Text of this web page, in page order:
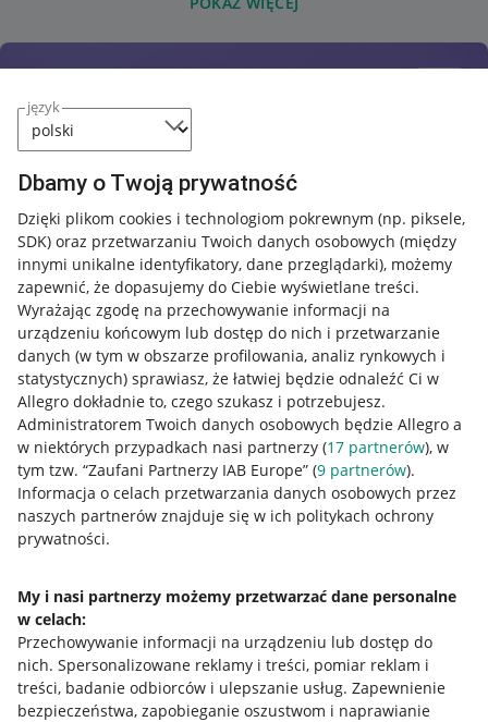
język
Dbamy o Twoją prywatność
Dzięki plikom cookies i technologiom pokrewnym (np. piksele,
SDK) oraz przetwarzaniu Twoich danych osobowych (między
innymi unikalne identyfikatory, dane przeglądarki), możemy
zapewnić, że dopasujemy do Ciebie wyświetlane treści.
Wyrażając zgodę na przechowywanie informacji na
urządzeniu końcowym lub dostęp do nich i przetwarzanie
danych (w tym w obszarze profilowania, analiz rynkowych i
statystycznych) sprawiasz, że łatwiej będzie odnaleźć Ci w
Allegro dokładnie to, czego szukasz i potrzebujesz.
Administratorem Twoich danych osobowych będzie Allegro a
w niektórych przypadkach nasi partnerzy (17 partnerów), w
tym tzw. “Zaufani Partnerzy IAB Europe” (9 partnerów).
Informacja o celach przetwarzania danych osobowych przez
naszych partnerów znajduje się w ich politykach ochrony
prywatności.
My i nasi partnerzy możemy przetwarzać dane personalne
w celach:
Przechowywanie informacji na urządzeniu lub dostęp do
nich. Spersonalizowane reklamy i treści, pomiar reklam i
treści, badanie odbiorców i ulepszanie usług. Zapewnienie
bezpieczeństwa, zapobieganie oszustwom i naprawianie
Przydatne informacje
Jak to działa
Allegro Gadane dla sprzedających
Allegro Gadane dla kupujących
Mapa miejscowości